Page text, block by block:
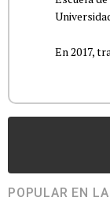
En 2017,
POPULAR EN